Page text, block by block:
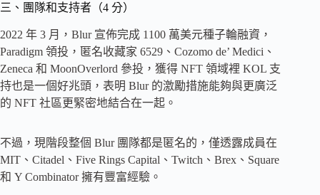
三、團隊和支持者（4 分）
2022 年 3 月，Blur 宣佈完成 1100 萬美元種子輪融資，
Paradigm 領投，匿名收藏家 6529、Cozomo de’ Medici、
Zeneca 和 MoonOverlord 參投，獲得 NFT 領域裡 KOL 支
持也是一個好兆頭，表明 Blur 的激勵措施能夠與更廣泛
的 NFT 社區更緊密地結合在一起。
不過，現階段整個 Blur 團隊都是匿名的，僅透露成員在
MIT、Citadel、Five Rings Capital、Twitch、Brex、Square
和 Y Combinator 擁有豐富經驗。